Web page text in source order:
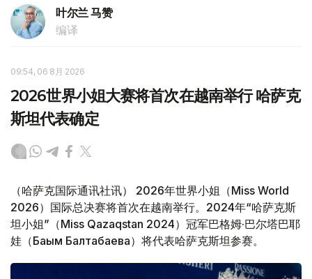
叶尔兰 马赞
编译
09:54, 06 8月 2026
2026世界小姐大赛将首次在越南举行 哈萨克
斯坦代表确定
（哈萨克国际通讯社讯） 2026年世界小姐（Miss World
2026）国际总决赛将首次在越南举行。2024年“哈萨克斯
坦小姐”（Miss Qazaqstan 2024）冠军巴格姆·巴尔塔巴耶
娃（Бағым Балтабаева）将代表哈萨克斯坦参赛。